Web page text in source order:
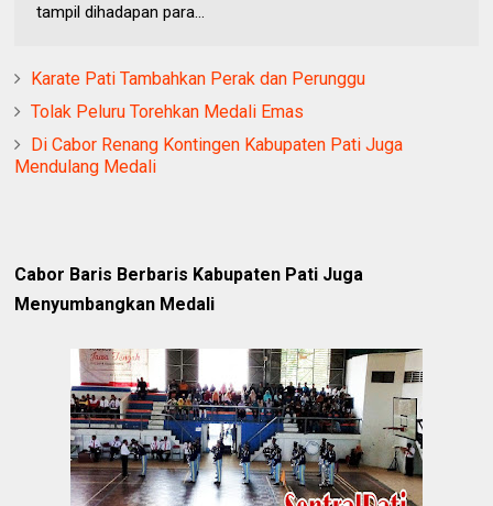
tampil dihadapan para...
Karate Pati Tambahkan Perak dan Perunggu
Tolak Peluru Torehkan Medali Emas
Di Cabor Renang Kontingen Kabupaten Pati Juga
Mendulang Medali
Cabor Baris Berbaris Kabupaten Pati Juga
Menyumbangkan Medali